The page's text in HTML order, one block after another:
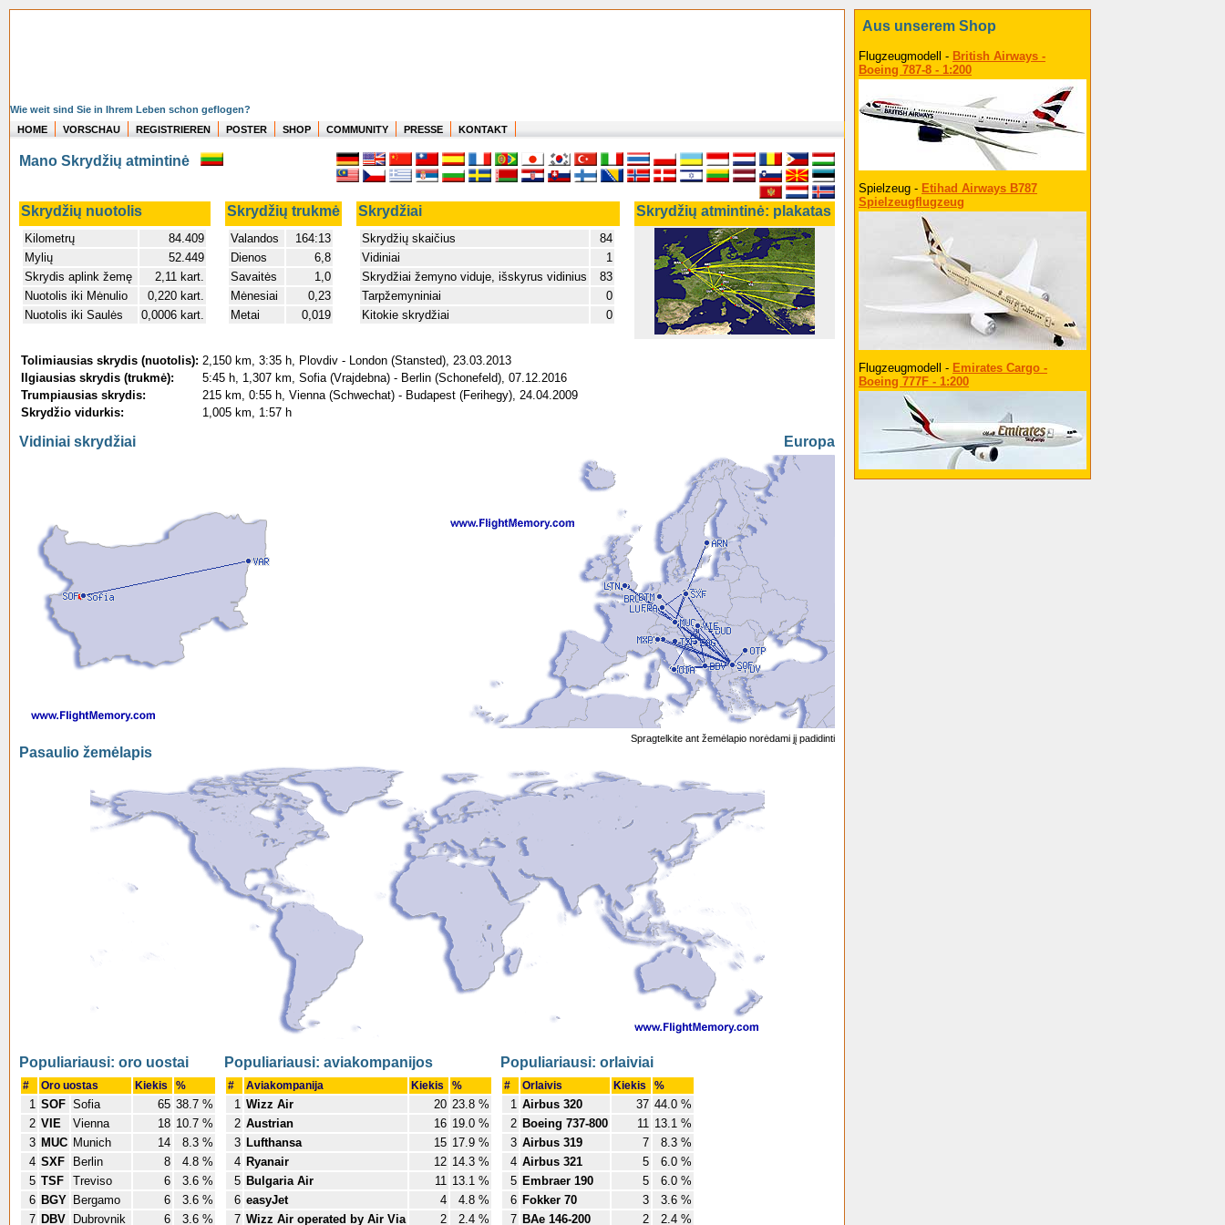
Wie weit sind Sie in Ihrem Leben schon geflogen?
HOME
VORSCHAU REGISTRIEREN POSTER SHOP COMMUNITY PRESSE KONTAKT
Mano Skrydžių atmintinė
Skrydžių nuotolis Skrydžių trukmė Skrydžiai Skrydžių atmintinė: plakatas
Kilometrų
84.409
Mylių
52.449
Skrydis aplink žemę
2,11 kart.
Nuotolis iki Mėnulio
0,220 kart.
Nuotolis iki Saulės
0,0006 kart.
Valandos
164:13
Dienos
6,8
Savaitės
1,0
Mėnesiai
0,23
Metai
0,019
Skrydžių skaičius
84
Vidiniai
1
Skrydžiai žemyno viduje, išskyrus vidinius
83
Tarpžemyniniai
0
Kitokie skrydžiai
0
Tolimiausias skrydis (nuotolis): 2,150 km, 3:35 h, Plovdiv - London (Stansted), 23.03.2013
Ilgiausias skrydis (trukmė):
5:45 h, 1,307 km, Sofia (Vrajdebna) - Berlin (Schonefeld), 07.12.2016
Trumpiausias skrydis:
215 km, 0:55 h, Vienna (Schwechat) - Budapest (Ferihegy), 24.04.2009
Skrydžio vidurkis:
1,005 km, 1:57 h
Vidiniai skrydžiai Europa
Spragtelkite ant žemėlapio norėdami jį padidinti
Pasaulio žemėlapis
Populiariausi: oro uostai
# Oro uostas Kiekis %
1 SOF Sofia 65 38.7 %
2 VIE Vienna 18 10.7 %
3 MUC Munich 14
8.3 %
4 SXF Berlin 8
4.8 %
5 TSF Treviso 6
3.6 %
6 BGY Bergamo 6
3.6 %
7 DBV Dubrovnik 6 3.6 %
Populiariausi: aviakompanijos
# Aviakompanija Kiekis %
1 Wizz Air 20 23.8 %
2 Austrian 16 19.0 %
3 Lufthansa 15 17.9 %
4 Ryanair 12 14.3 %
5 Bulgaria Air 11 13.1 %
6 easyJet 4
4.8 %
7 Wizz Air operated by Air Via 2 2.4 %
Populiariausi: orlaiviai
# Orlaivis Kiekis %
1 Airbus 320 37 44.0 %
2 Boeing 737-800 11 13.1 %
3 Airbus 319 7
8.3 %
4 Airbus 321 5
6.0 %
5 Embraer 190 5
6.0 %
6 Fokker 70 3
3.6 %
7 BAe 146-200 2 2.4 %
Aus unserem Shop
Flugzeugmodell - British Airways -
Boeing 787-8 - 1:200
Spielzeug - Etihad Airways B787
Spielzeugflugzeug
Flugzeugmodell - Emirates Cargo -
Boeing 777F - 1:200